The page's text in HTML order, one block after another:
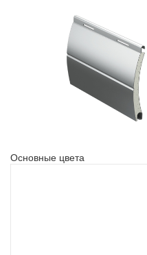
Основные цвета